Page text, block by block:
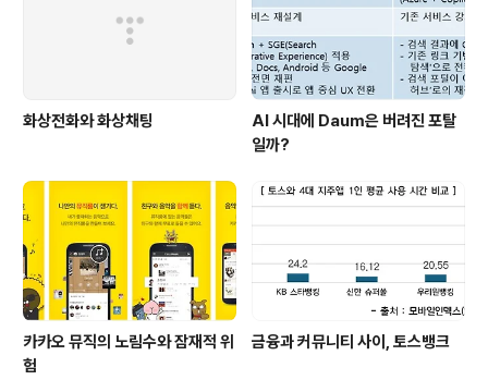
화상전화와 화상채팅
AI 시대에 Daum은 버려진 포탈
일까?
카카오 뮤직의 노림수와 잠재적 위
험
금융과 커뮤니티 사이, 토스뱅크